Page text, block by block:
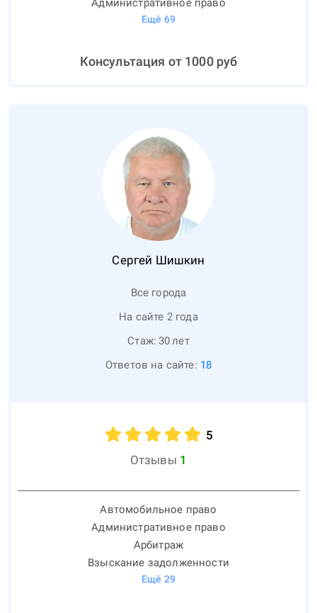
Административное право
Ещё 69
Консультация от 1000руб
Сергей Шишкин
Все города
На сайте 2 года
Стаж: 30лет
Ответов на сайте: 18
5
Отзывы 1
Автомобильное право
Административное право
Арбитраж
Взыскание задолженности
Ещё 29